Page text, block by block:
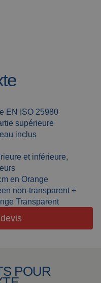
EN ISO 25980
supérieure
inclus
et inférieure,
en Orange
non-transparent +
Transparent
POUR